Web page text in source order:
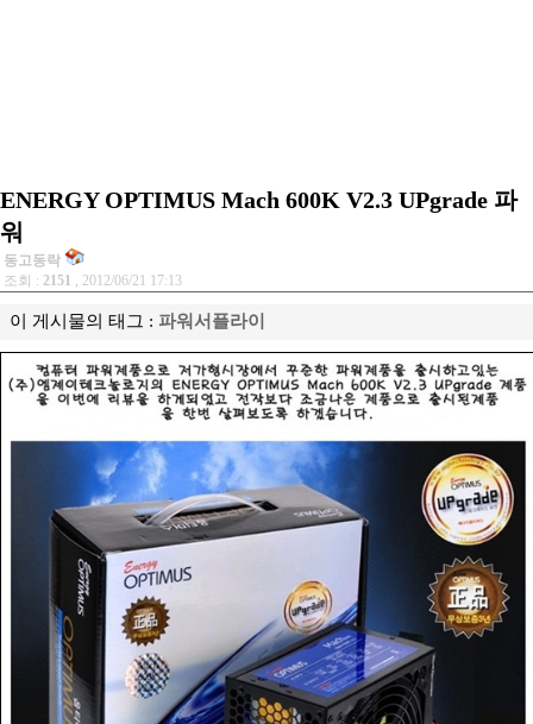
ENERGY OPTIMUS Mach 600K V2.3 UPgrade 파
워
동고동락
조회 : 2151 , 2012/06/21 17:13
이 게시물의 태그 : 파워서플라이